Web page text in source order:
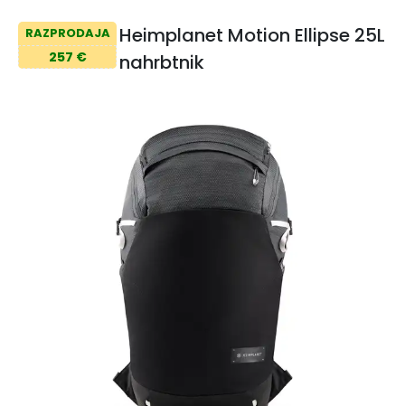
RAZPRODAJA
257 €
Heimplanet Motion Ellipse 25L
nahrbtnik